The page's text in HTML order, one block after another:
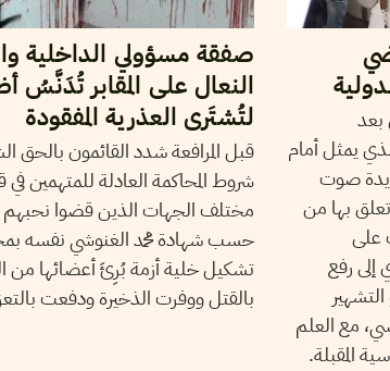
صفقة مسؤولي الداخلية
النعال على المقابر تُدَنَّسُ
لتُشتَرى العذرية المفقودة
قبل المرافعة شدد القائمون
مختلف الجهات الذين قضوا
حسب شهادة محمد الغنوشي نفسه
تشكيل خلية أزمة بُرِئَ أعضائها من
بالقتل ووفرت الذخيرة ودفعت
بعد
يمثل أمام
صوت
بها من
على
إلى رفع
مع العلم
المقبلة.